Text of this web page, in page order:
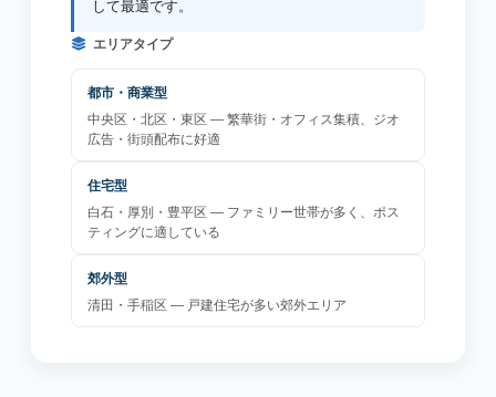
して最適です。
エリアタイプ
都市・商業型
中央区・北区・東区 — 繁華街・オフィス集積、ジオ
広告・街頭配布に好適
住宅型
白石・厚別・豊平区 — ファミリー世帯が多く、ポス
ティングに適している
郊外型
清田・手稲区 — 戸建住宅が多い郊外エリア